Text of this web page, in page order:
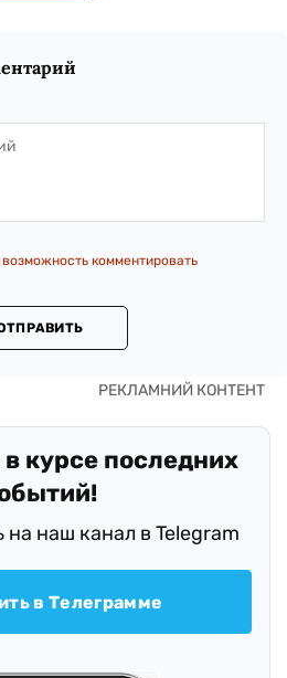
комментировать
курсе последних
наш канал в Telegram
в Телеграмме